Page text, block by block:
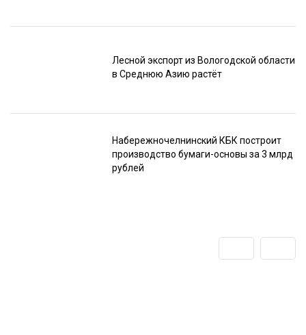
Лесной экспорт из Вологодской области
в Среднюю Азию растёт
Набережночелнинский КБК построит
производство бумаги-основы за 3 млрд
рублей